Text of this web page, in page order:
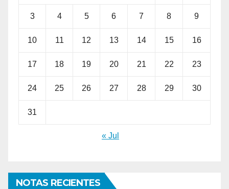
3 4 5 6 7 8 9
10 11 12 13 14 15 16
17 18 19 20 21 22 23
24 25 26 27 28 29 30
31
« Jul
NOTAS RECIENTES